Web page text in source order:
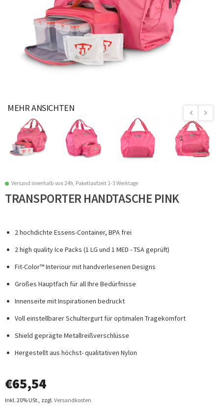
MEHR ANSICHTEN
Versand innerhalb von 24h, Paketlaufzeit 1-3 Werktage
TRANSPORTER HANDTASCHE PINK
2 hochdichte Essens-Container, BPA frei
2 high quality Ice Packs (1 LG und 1 MED - TSA geprüft)
Fit-Color™ Interiour mit handverlesenen Designs
Großes Hauptfach für all Ihre Bedürfnisse
Innenseite mit Inspirationen bedruckt
Voll einstellbarer Schultergurt für optimalen Tragekomfort
Shield geprägte Metallreißverschlüsse
Hergestellt aus höchst- qualitativen Nylon
€65,54
Inkl. 20% USt. zzgl. Versandkosten